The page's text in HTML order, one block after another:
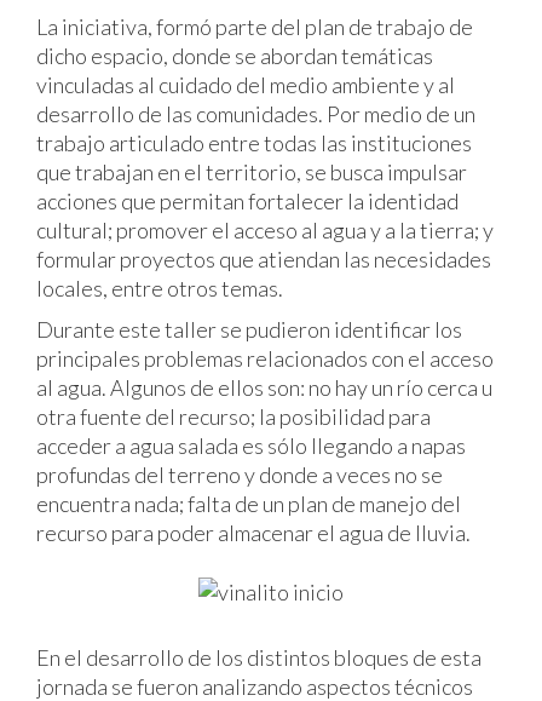
La iniciativa, formó parte del plan de trabajo de
dicho espacio, donde se abordan temáticas
vinculadas al cuidado del medio ambiente y al
desarrollo de las comunidades. Por medio de un
trabajo articulado entre todas las instituciones
que trabajan en el territorio, se busca impulsar
acciones que permitan fortalecer la identidad
cultural; promover el acceso al agua y a la tierra; y
formular proyectos que atiendan las necesidades
locales, entre otros temas.
Durante este taller se pudieron identificar los
principales problemas relacionados con el acceso
al agua. Algunos de ellos son: no hay un río cerca u
otra fuente del recurso; la posibilidad para
acceder a agua salada es sólo llegando a napas
profundas del terreno y donde a veces no se
encuentra nada; falta de un plan de manejo del
recurso para poder almacenar el agua de lluvia.
En el desarrollo de los distintos bloques de esta
jornada se fueron analizando aspectos técnicos